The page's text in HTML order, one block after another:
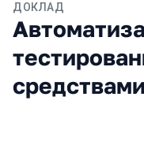
ДОКЛАД
средствами